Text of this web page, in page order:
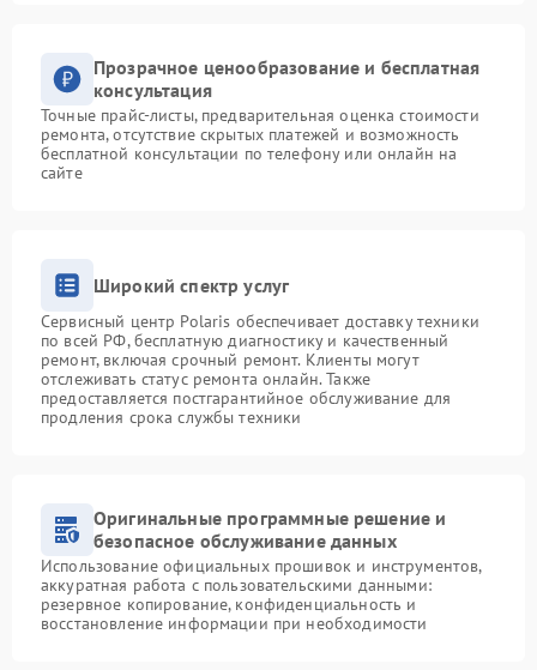
Прозрачное ценообразование и бесплатная
консультация
Точные прайс-листы, предварительная оценка стоимости
ремонта, отсутствие скрытых платежей и возможность
бесплатной консультации по телефону или онлайн на
сайте
Широкий спектр услуг
Сервисный центр Polaris обеспечивает доставку техники
по всей РФ, бесплатную диагностику и качественный
ремонт, включая срочный ремонт. Клиенты могут
отслеживать статус ремонта онлайн. Также
предоставляется постгарантийное обслуживание для
продления срока службы техники
Оригинальные программные решение и
безопасное обслуживание данных
Использование официальных прошивок и инструментов,
аккуратная работа с пользовательскими данными:
резервное копирование, конфиденциальность и
восстановление информации при необходимости